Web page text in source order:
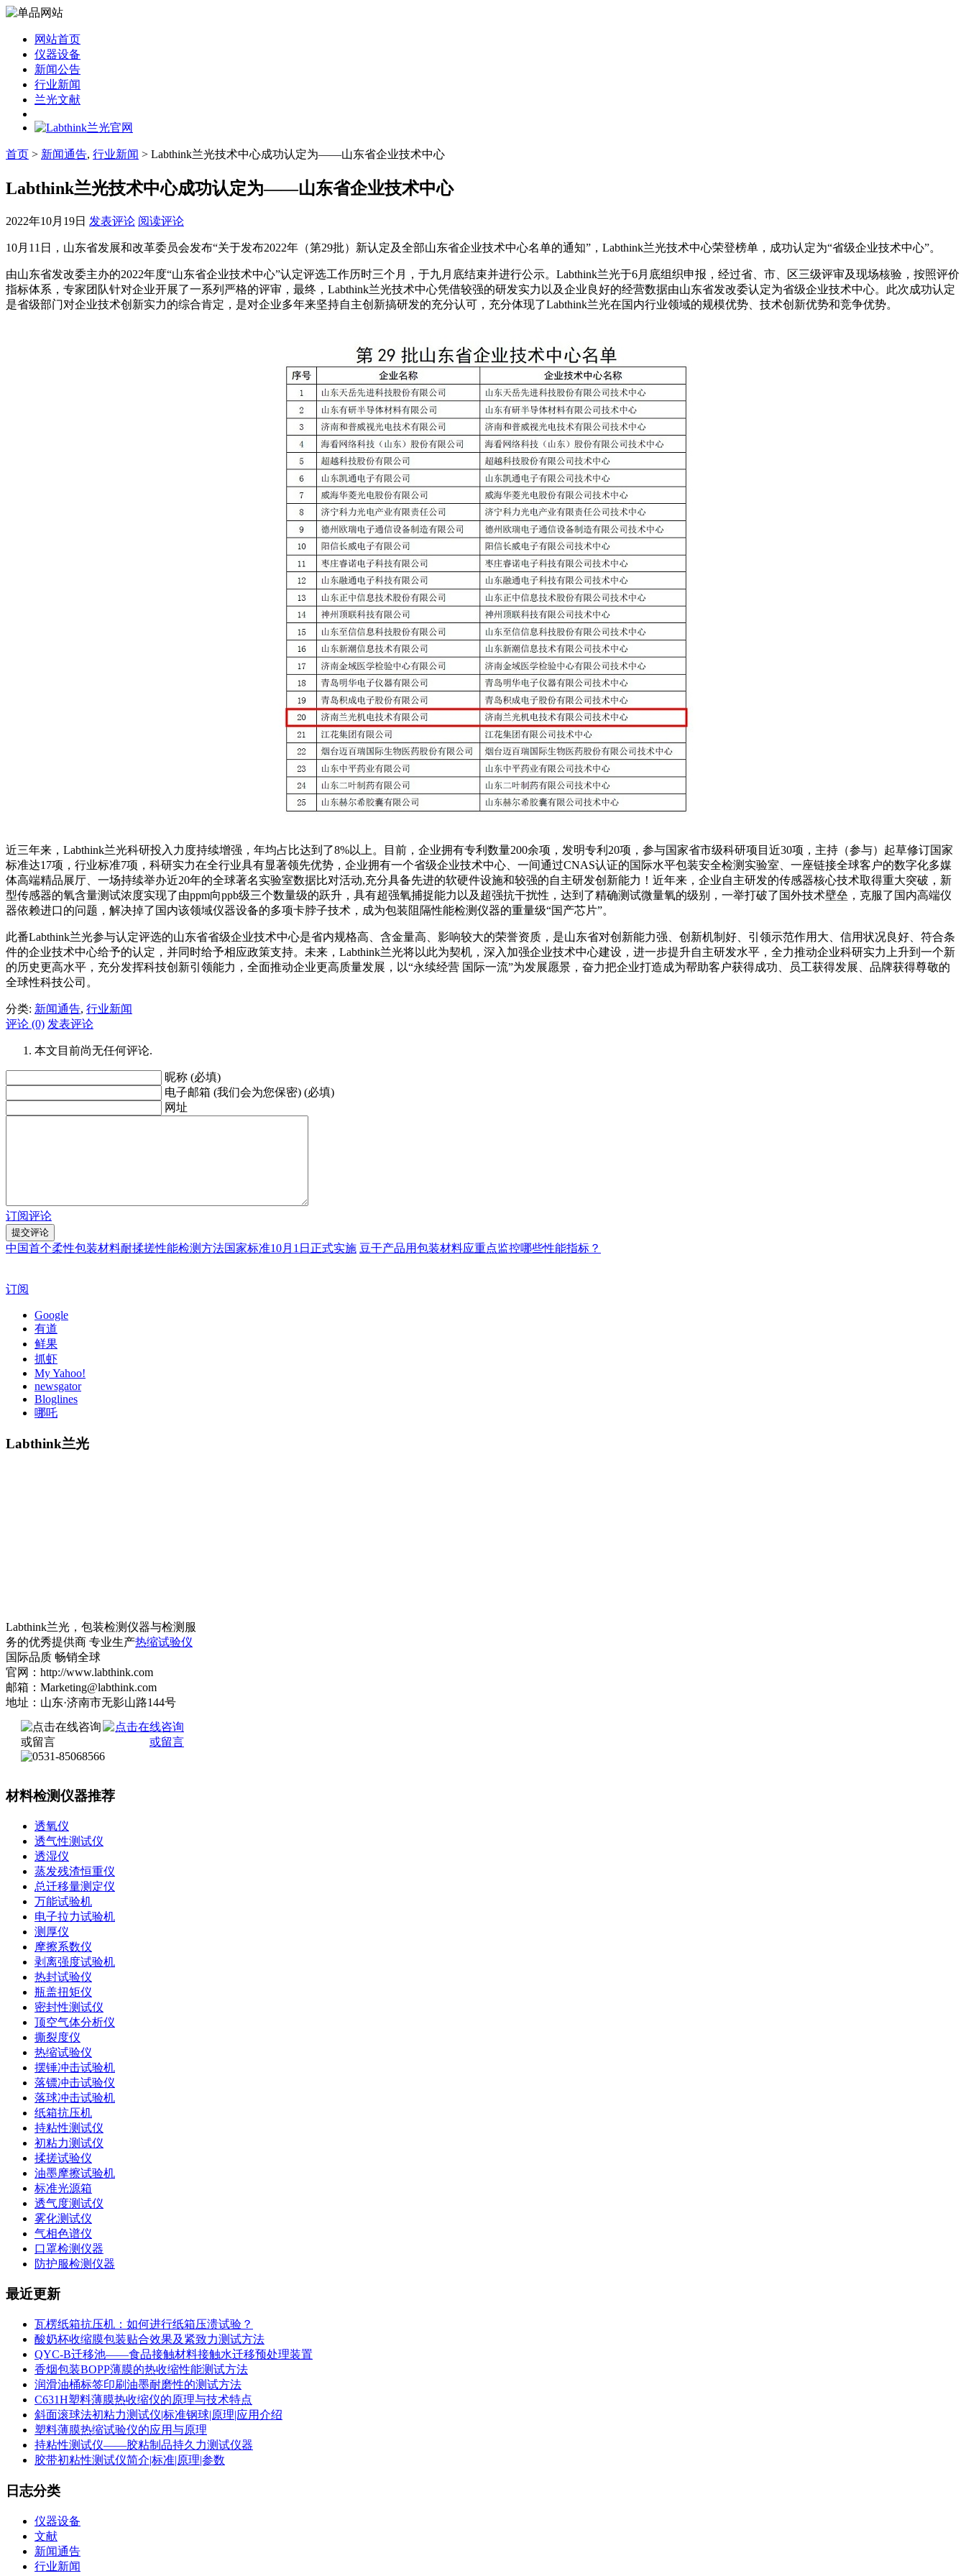
网站首页
仪器设备
新闻公告
行业新闻
兰光文献
首页 > 新闻通告, 行业新闻 > Labthink兰光技术中心成功认定为——山东省企业技术中心
Labthink兰光技术中心成功认定为——山东省企业技术中心
2022年10月19日 发表评论 阅读评论
10月11日，山东省发展和改革委员会发布“关于发布2022年（第29批）新认定及全部山东省企业技术中心名单的通知”，Labthink兰光技术中心荣登榜单，成功认定为“省级企业技术中心”。
由山东省发改委主办的2022年度“山东省企业技术中心”认定评选工作历时三个月，于九月底结束并进行公示。Labthink兰光于6月底组织申报，经过省、市、区三级评审及现场核验，按照评价
指标体系，专家团队针对企业开展了一系列严格的评审，最终，Labthink兰光技术中心凭借较强的研发实力以及企业良好的经营数据由山东省发改委认定为省级企业技术中心。此次成功认定
是省级部门对企业技术创新实力的综合肯定，是对企业多年来坚持自主创新搞研发的充分认可，充分体现了Labthink兰光在国内行业领域的规模优势、技术创新优势和竞争优势。
近三年来，Labthink兰光科研投入力度持续增强，年均占比达到了8%以上。目前，企业拥有专利数量200余项，发明专利20项，参与国家省市级科研项目近30项，主持（参与）起草修订国家
标准达17项，行业标准7项，科研实力在全行业具有显著领先优势，企业拥有一个省级企业技术中心、一间通过CNAS认证的国际水平包装安全检测实验室、一座链接全球客户的数字化多媒
体高端精品展厅、一场持续举办近20年的全球著名实验室数据比对活动,充分具备先进的软硬件设施和较强的自主研发创新能力！近年来，企业自主研发的传感器核心技术取得重大突破，新
型传感器的氧含量测试浓度实现了由ppm向ppb级三个数量级的跃升，具有超强氧捕捉能力以及超强抗干扰性，达到了精确测试微量氧的级别，一举打破了国外技术壁垒，克服了国内高端仪
器依赖进口的问题，解决掉了国内该领域仪器设备的多项卡脖子技术，成为包装阻隔性能检测仪器的重量级“国产芯片”。
此番Labthink兰光参与认定评选的山东省省级企业技术中心是省内规格高、含金量高、影响较大的荣誉资质，是山东省对创新能力强、创新机制好、引领示范作用大、信用状况良好、符合条
件的企业技术中心给予的认定，并同时给予相应政策支持。未来，Labthink兰光将以此为契机，深入加强企业技术中心建设，进一步提升自主研发水平，全力推动企业科研实力上升到一个新
的历史更高水平，充分发挥科技创新引领能力，全面推动企业更高质量发展，以“永续经营 国际一流”为发展愿景，奋力把企业打造成为帮助客户获得成功、员工获得发展、品牌获得尊敬的
全球性科技公司。
分类: 新闻通告, 行业新闻
评论 (0) 发表评论
本文目前尚无任何评论.
昵称 (必填)
电子邮箱 (我们会为您保密) (必填)
网址
订阅评论
中国首个柔性包装材料耐揉搓性能检测方法国家标准10月1日正式实施 豆干产品用包装材料应重点监控哪些性能指标？
订阅
Google
有道
鲜果
抓虾
My Yahoo!
newsgator
Bloglines
哪吒
Labthink兰光
Labthink兰光，包装检测仪器与检测服
务的优秀提供商 专业生产热缩试验仪
国际品质 畅销全球
官网：http://www.labthink.com
邮箱：Marketing@labthink.com
地址：山东·济南市无影山路144号
材料检测仪器推荐
透氧仪
透气性测试仪
透湿仪
蒸发残渣恒重仪
总迁移量测定仪
万能试验机
电子拉力试验机
测厚仪
摩擦系数仪
剥离强度试验机
热封试验仪
瓶盖扭矩仪
密封性测试仪
顶空气体分析仪
撕裂度仪
热缩试验仪
摆锤冲击试验机
落镖冲击试验仪
落球冲击试验机
纸箱抗压机
持粘性测试仪
初粘力测试仪
揉搓试验仪
油墨摩擦试验机
标准光源箱
透气度测试仪
雾化测试仪
气相色谱仪
口罩检测仪器
防护服检测仪器
最近更新
瓦楞纸箱抗压机：如何进行纸箱压溃试验？
酸奶杯收缩膜包装贴合效果及紧致力测试方法
QYC-B迁移池——食品接触材料接触水迁移预处理装置
香烟包装BOPP薄膜的热收缩性能测试方法
润滑油桶标签印刷油墨耐磨性的测试方法
C631H塑料薄膜热收缩仪的原理与技术特点
斜面滚球法初粘力测试仪|标准钢球|原理|应用介绍
塑料薄膜热缩试验仪的应用与原理
持粘性测试仪——胶粘制品持久力测试仪器
胶带初粘性测试仪简介|标准|原理|参数
日志分类
仪器设备
文献
新闻通告
行业新闻